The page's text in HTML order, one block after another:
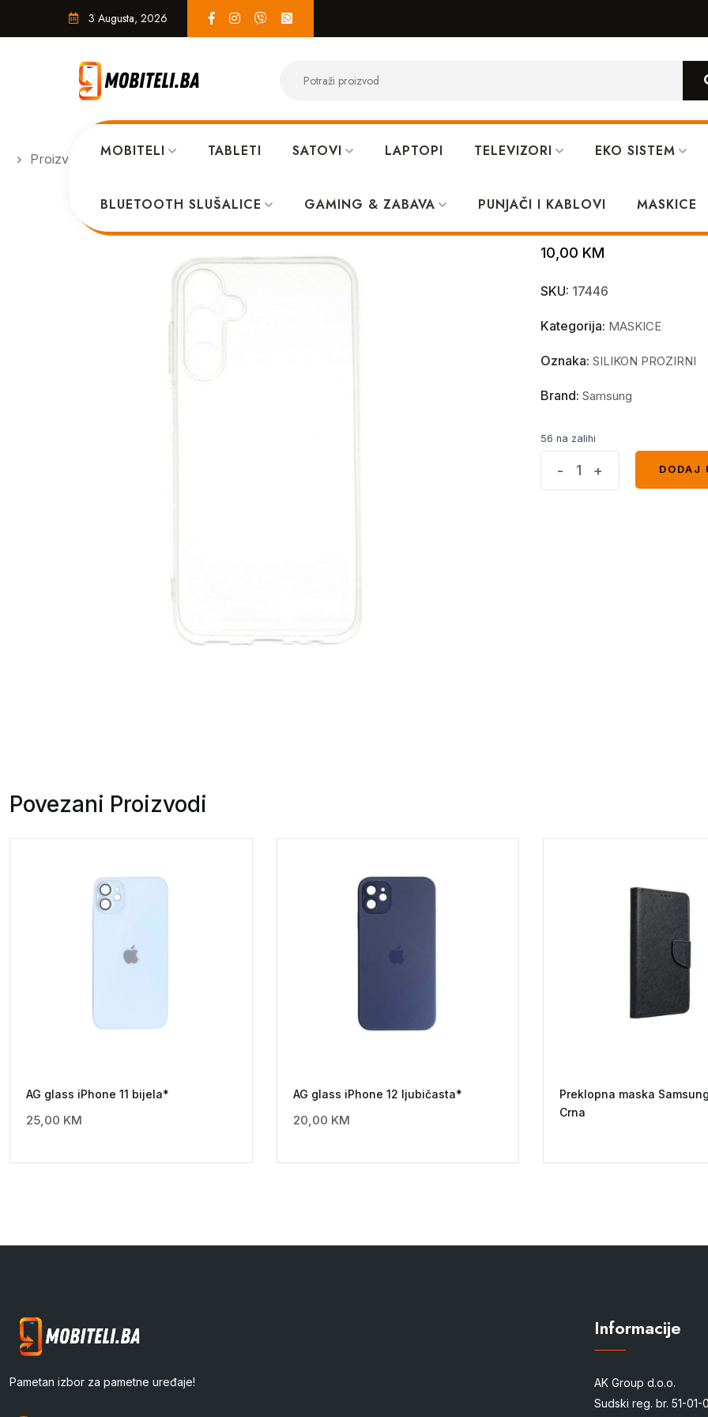
3 Augusta, 2026
MOBITELI TABLETI SATOVI LAPTOPI TELEVIZORI EKO SISTEM
BLUETOOTH SLUŠALICE GAMING & ZABAVA PUNJAČI I KABLOVI MASKICE
Proizvodi MASKICE Providni silikon Samsung Galaxy A24
Providni
10,00 KM
SKU: 17446
Kategorija: MASKICE
Oznaka: SILIKON PROZIRNI
Brand: Samsung
56 na zalihi
- +
DODAJ
Povezani Proizvodi
AG glass iPhone 11 bijela*
25,00 KM
AG glass iPhone 12 ljubičasta*
20,00 KM
Preklopna maska
Crna
Pametan izbor za pametne uređaje!
Informacije
AK Group d.o.o.
Sudski reg. br. 51-01-